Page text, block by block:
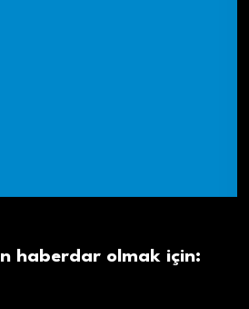
haberdar olmak için: